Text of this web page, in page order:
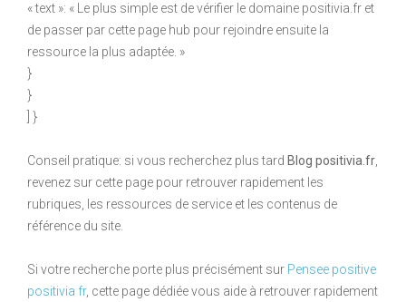
« text »: « Le plus simple est de vérifier le domaine positivia.fr et
de passer par cette page hub pour rejoindre ensuite la
ressource la plus adaptée. »
}
}
] }
Conseil pratique: si vous recherchez plus tard Blog positivia.fr
revenez sur cette page pour retrouver rapidement les
rubriques, les ressources de service et les contenus de
référence du site.
Si votre recherche porte plus précisément sur Pensee positive
positivia fr, cette page dédiée vous aide à retrouver rapidement